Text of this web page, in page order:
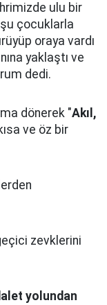
ulu bir
çocuklarla
oraya vardı
yaklaştı ve
dedi.
dönerek "Akıl,
ve öz bir
zevklerini
yolundan